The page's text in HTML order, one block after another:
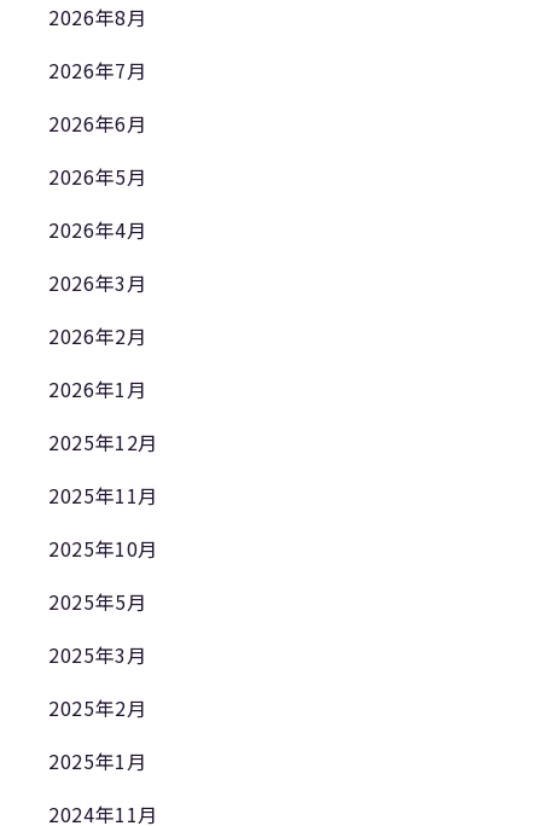
2026年8月
2026年7月
2026年6月
2026年5月
2026年4月
2026年3月
2026年2月
2026年1月
2025年12月
2025年11月
2025年10月
2025年5月
2025年3月
2025年2月
2025年1月
2024年11月